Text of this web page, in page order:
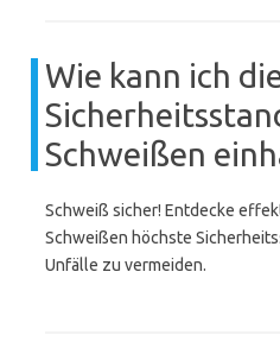
Wie kann ich
Schweißen
Schweiß sicher! Entdecke
Schweißen höchste
Unfälle zu vermeiden.